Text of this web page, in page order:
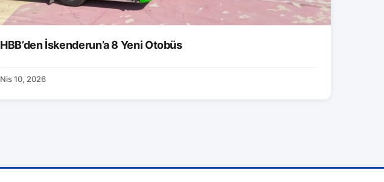
HBB’den İskenderun’a 8 Yeni Otobüs
Nis 10, 2026